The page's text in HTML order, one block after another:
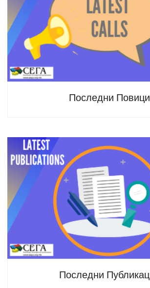
Проверете ги моменталните
повици на Коалиција на
организации СЕГА.
Последни Повици
Виртуелна библиотека на сите
извештаи, прирачници и други
документи креирани од
младински организации
Последни